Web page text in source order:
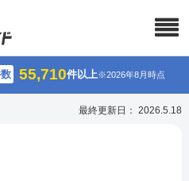
55,710件以上※2026年8月時点
最終更新日： 2026.5.18